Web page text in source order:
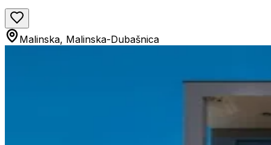
Malinska, Malinska-Dubašnica